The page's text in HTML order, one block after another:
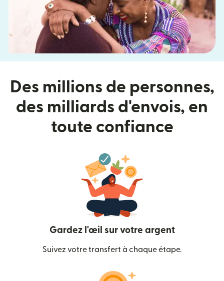
Des millions de personnes,
des milliards d'envois, en
toute confiance
Gardez l'œil sur votre argent
Suivez votre transfert à chaque étape.